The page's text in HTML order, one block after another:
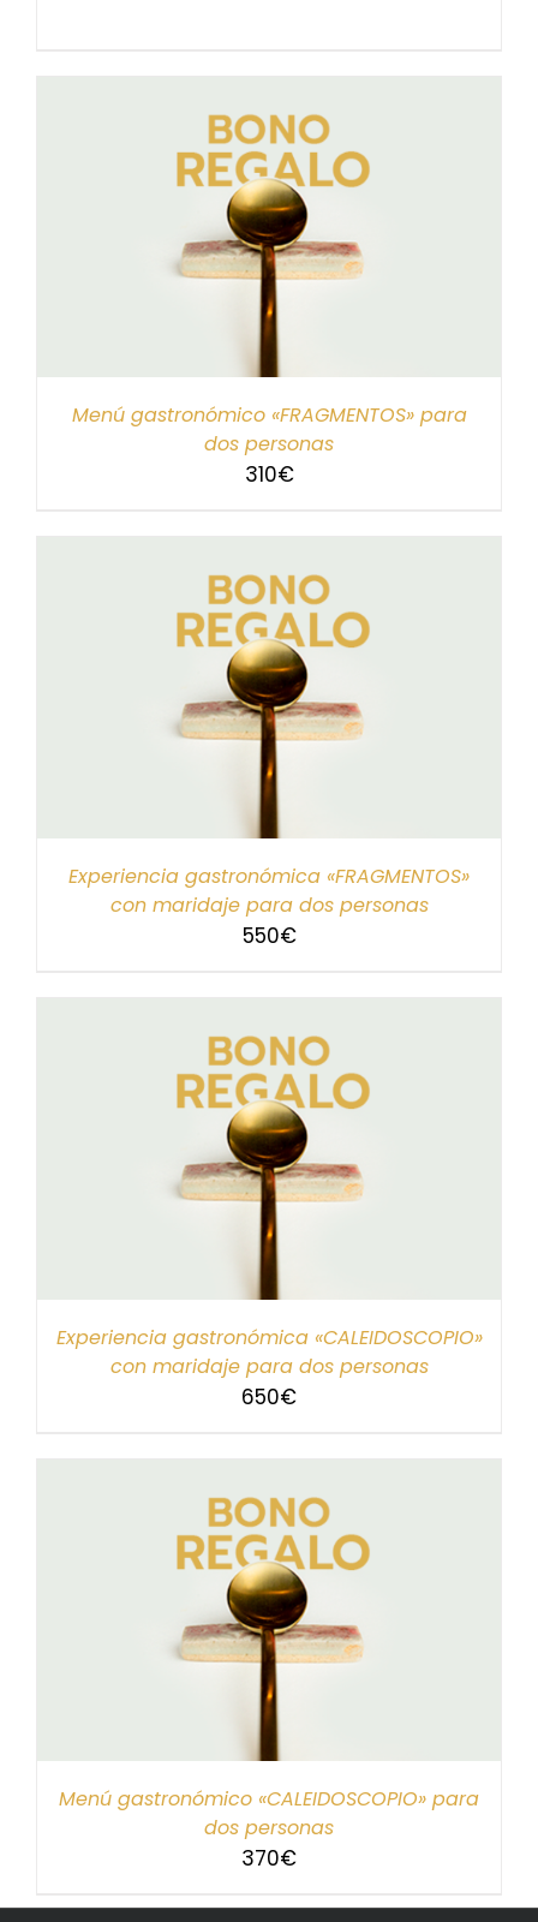
Menú gastronómico «FRAGMENTOS» para
dos personas
310€
Experiencia gastronómica «FRAGMENTOS»
con maridaje para dos personas
550€
Experiencia gastronómica «CALEIDOSCOPIO»
con maridaje para dos personas
650€
Menú gastronómico «CALEIDOSCOPIO» para
dos personas
370€